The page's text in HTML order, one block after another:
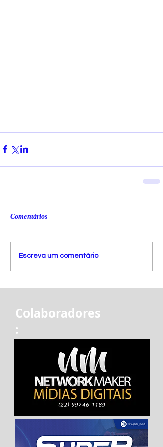
Comentários
Escreva um comentário
Colaboradores
: